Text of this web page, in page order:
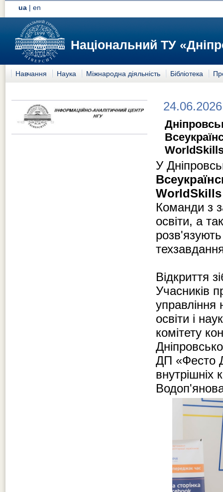
ua |en
Національний ТУ
Навчання Наука Міжнародна діяльність Бібліотека
24.06.2026
У
WorldSkills
Команди з
освіти, а
Відкриття
Учасників
управління
освіти і
комітету
ДП «Фесто